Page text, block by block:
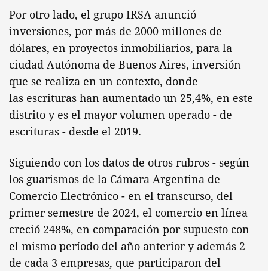
Por otro lado, el grupo IRSA anunció
inversiones, por más de 2000 millones de
dólares, en proyectos inmobiliarios, para la
ciudad Autónoma de Buenos Aires, inversión
que se realiza en un contexto, donde
las escrituras han aumentado un 25,4%, en este
distrito y es el mayor volumen operado - de
escrituras - desde el 2019.
Siguiendo con los datos de otros rubros - según
los guarismos de la Cámara Argentina de
Comercio Electrónico - en el transcurso, del
primer semestre de 2024, el comercio en línea
creció 248%, en comparación por supuesto con
el mismo período del año anterior y además 2
de cada 3 empresas, que participaron del